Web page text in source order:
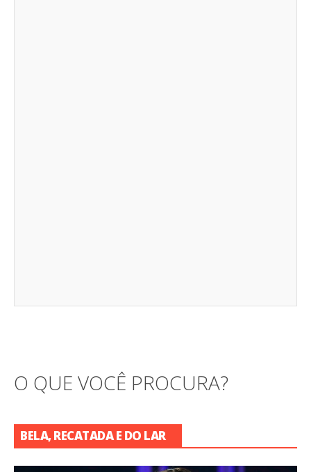
O QUE VOCÊ PROCURA?
BELA, RECATADA E DO LAR